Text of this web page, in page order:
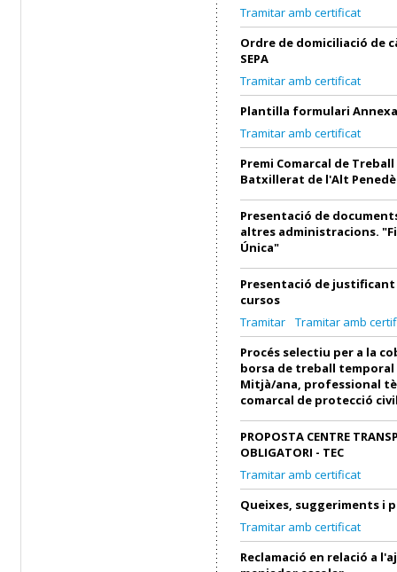
Tramitar amb certificat
Ordre de domiciliació de
SEPA
Tramitar amb certificat
Plantilla formulari Annexa
Tramitar amb certificat
Premi Comarcal de Treball
Batxillerat de l'Alt
Presentació de
altres administracions.
Única"
Presentació de
cursos
Tramitar
Tramitar amb
Procés selectiu per a la
borsa de treball temporal
Mitjà/ana, professional
comarcal de protecció
PROPOSTA CENTRE
OBLIGATORI - TEC
Tramitar amb certificat
Queixes, suggeriments i
Tramitar amb certificat
Reclamació en relació a